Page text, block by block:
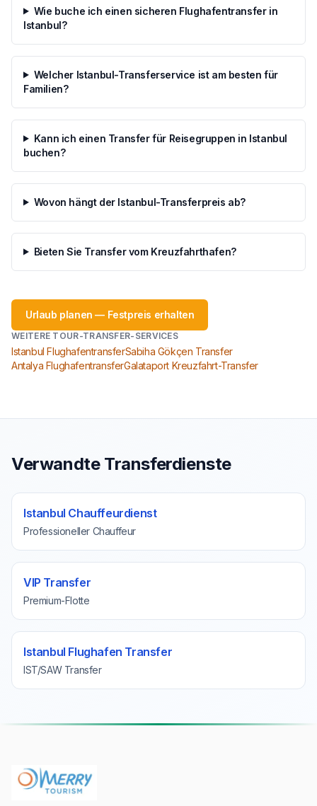
Wie buche ich einen sicheren Flughafentransfer in
Istanbul?
Welcher Istanbul-Transferservice ist am besten für
Familien?
Kann ich einen Transfer für Reisegruppen in Istanbul
buchen?
Wovon hängt der Istanbul-Transferpreis ab?
Bieten Sie Transfer vom Kreuzfahrthafen?
Urlaub planen — Festpreis erhalten
WEITERE TOUR-TRANSFER-SERVICES
Istanbul FlughafentransferSabiha Gökçen Transfer
Antalya FlughafentransferGalataport Kreuzfahrt-Transfer
Verwandte Transferdienste
Istanbul Chauffeurdienst
Professioneller Chauffeur
VIP Transfer
Premium-Flotte
Istanbul Flughafen Transfer
IST/SAW Transfer